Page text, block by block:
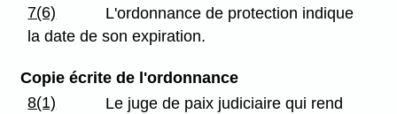
7(6)
L'ordonnance de protection indique
la date de son expiration.
Copie écrite de l'ordonnance
8(1)
Le juge de paix judiciaire qui rend